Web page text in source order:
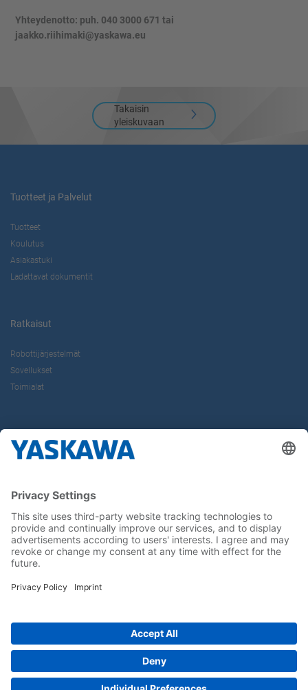
Yhteydenotto: puh. 040 3000 671 tai
jaakko.riihimaki@yaskawa.eu
Takaisin
yleiskuvaan
Tuotteet ja Palvelut
Tuotteet
Koulutus
Asiakastuki
Ladattavat dokumentit
Ratkaisut
Robottijärjestelmät
Sovellukset
Toimialat
Yaskawa työpaikkana
Seuraa meitä..
Koti